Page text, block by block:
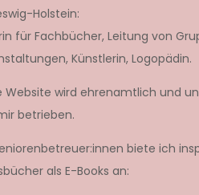
Holstein:
für Fachbücher, Leitung von
Künstlerin, Logopädin.
Website wird ehrenamtlich und
betrieben.
biete ich
als E-Books an: